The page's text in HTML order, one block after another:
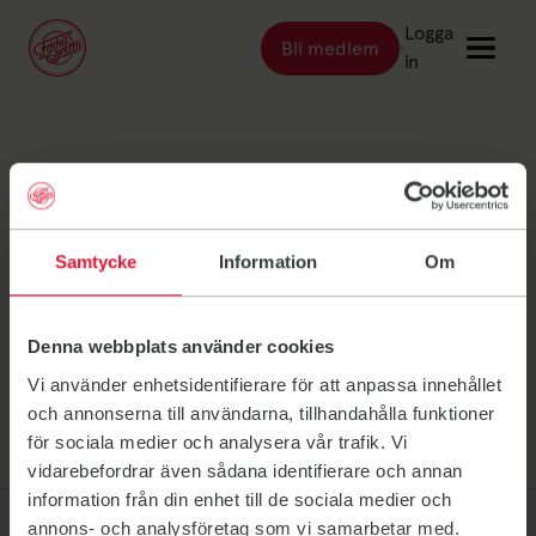
Samtycke Information Om
Denna webbplats använder cookies
Vi använder enhetsidentifierare för att anpassa innehållet
och annonserna till användarna, tillhandahålla funktioner
för sociala medier och analysera vår trafik. Vi
vidarebefordrar även sådana identifierare och annan
information från din enhet till de sociala medier och
annons- och analysföretag som vi samarbetar med.
Länk till: Bli medlem
Bli medlem
Logga
in
Länk till: Träna
Träna
Länk till: Träningsställen
Träningsställen
Länk till: Event & kurser
Event & kurser
Länk till: Schema
Schema
Logga in
Mellerud Eva
Heldmer